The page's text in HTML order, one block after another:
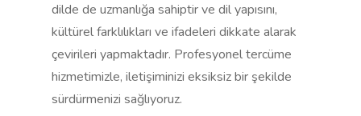
dilde de uzmanlığa sahiptir ve dil yapısını,
kültürel farklılıkları ve ifadeleri dikkate alarak
çevirileri yapmaktadır. Profesyonel tercüme
hizmetimizle, iletişiminizi eksiksiz bir şekilde
sürdürmenizi sağlıyoruz.